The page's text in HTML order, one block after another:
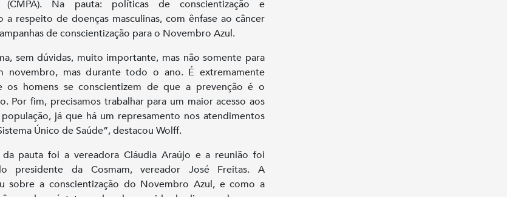
Na pauta: políticas de conscientização e
a respeito de doenças masculinas, com ênfase ao câncer
de conscientização para o Novembro Azul.
sem dúvidas, muito importante, mas não somente para
novembro, mas durante todo o ano. É extremamente
os homens se conscientizem de que a prevenção é o
Por fim, precisamos trabalhar para um maior acesso aos
já que há um represamento nos atendimentos
Único de Saúde”, destacou Wolff.
pauta foi a vereadora Cláudia Araújo e a reunião foi
presidente da Cosmam, vereador José Freitas. A
sobre a conscientização do Novembro Azul, e como a